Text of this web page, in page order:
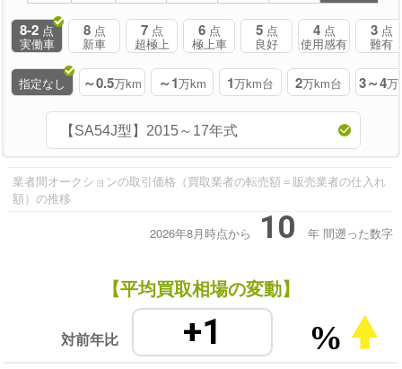
8-2 点
実働車
8 点
新車
7 点
超極上
6 点
極上車
5 点
良好
4 点
使用感有
3 点
難有
指定なし ～0.5万km ～1万km 1万km台 2万km台 3～4万
業者間オークションの取引価格（買取業者の転売額＝販売業者の仕入れ
額）の推移
2026年8月時点から 10 年 間遡った数字
【平均買取相場の変動】
対前年比 +1 %